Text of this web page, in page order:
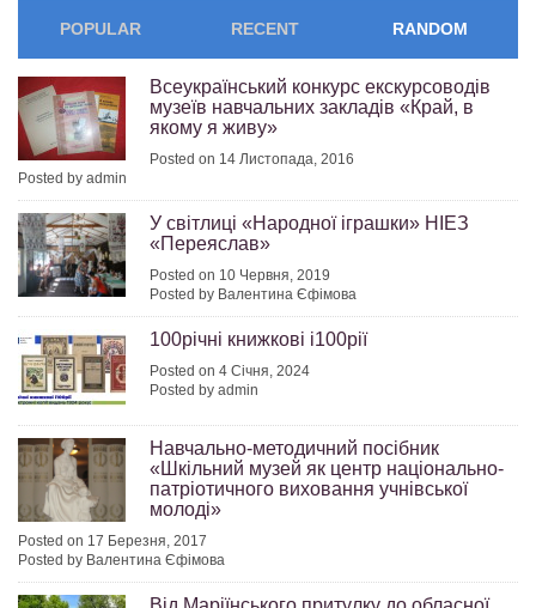
POPULAR RECENT RANDOM
Всеукраїнський конкурс екскурсоводів
музеїв навчальних закладів «Край, в
якому я живу»
Posted on 14 Листопада, 2016
Posted by admin
У світлиці «Народної іграшки» НІЕЗ
«Переяслав»
Posted on 10 Червня, 2019
Posted by Валентина Єфімова
100річні книжкові і100рії
Posted on 4 Січня, 2024
Posted by admin
Навчально-методичний посібник
«Шкільний музей як центр національно-
патріотичного виховання учнівської
молоді»
Posted on 17 Березня, 2017
Posted by Валентина Єфімова